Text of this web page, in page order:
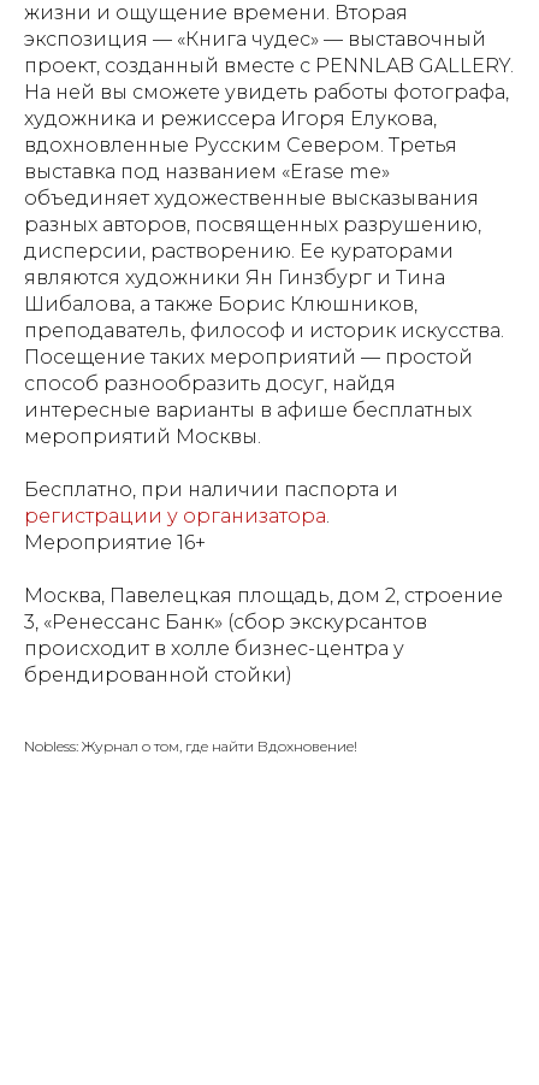
жизни и ощущение времени. Вторая
экспозиция — «Книга чудес» — выставочный
проект, созданный вместе с PENNLAB GALLERY.
На ней вы сможете увидеть работы фотографа,
художника и режиссера Игоря Елукова,
вдохновленные Русским Севером. Третья
выставка под названием «Erase me»
объединяет художественные высказывания
разных авторов, посвященных разрушению,
дисперсии, растворению. Ее кураторами
являются художники Ян Гинзбург и Тина
Шибалова, а также Борис Клюшников,
преподаватель, философ и историк искусства.
Посещение таких мероприятий — простой
способ разнообразить досуг, найдя
интересные варианты в афише бесплатных
мероприятий Москвы.
Бесплатно, при наличии паспорта и
регистрации у организатора.
Мероприятие 16+
Москва, Павелецкая площадь, дом 2, строение
3, «Ренессанс Банк» (сбор экскурсантов
происходит в холле бизнес-центра у
брендированной стойки)
Nobless: Журнал о том, где найти Вдохновение!